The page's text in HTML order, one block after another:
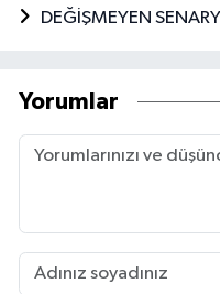
DEĞİŞMEYEN
Yorumlar